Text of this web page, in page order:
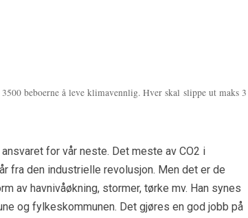
beboerne å leve klimavennlig. Hver skal slippe ut maks 3
for vår neste. Det meste av CO2 i
fra den industrielle revolusjon. Men det er de
av havnivåøkning, stormer, tørke mv. Han synes
og fylkeskommunen. Det gjøres en god jobb på